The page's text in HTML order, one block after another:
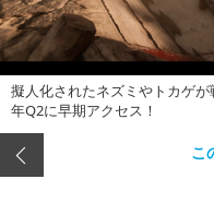
擬人化されたネズミやトカゲ
年Q2に早期アクセス！
こ